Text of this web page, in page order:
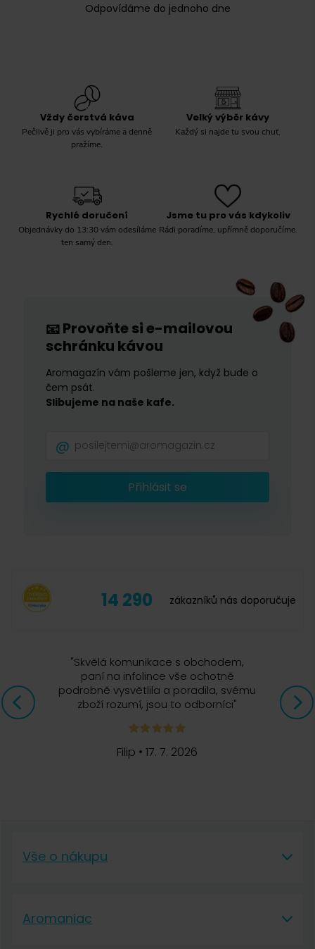
Odpovídáme do jednoho dne
Vždy čerstvá káva
Pečlivě ji pro vás vybíráme a denně
pražíme.
Velký výběr kávy
Každý si najde tu svou chuť.
Rychlé doručení
Objednávky do 13:30 vám odesíláme
ten samý den.
Jsme tu pro vás kdykoliv
Rádi poradíme, upřímně doporučíme.
📧Provoňte si e-mailovou
schránku kávou
Aromagazín vám pošleme jen, když bude o
čem psát.
Slibujeme na naše kafe.
Přihlásit se
14 290 zákazníků nás doporučuje
"Skvělá komunikace s obchodem,
paní na infolince vše ochotně
podrobně vysvětlila a poradila, svému
zboží rozumí, jsou to odborníci"
Filip •17. 7. 2026
Vše o nákupu
Aromaniac